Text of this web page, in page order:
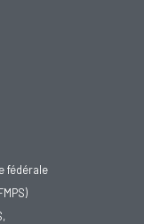
fédérale